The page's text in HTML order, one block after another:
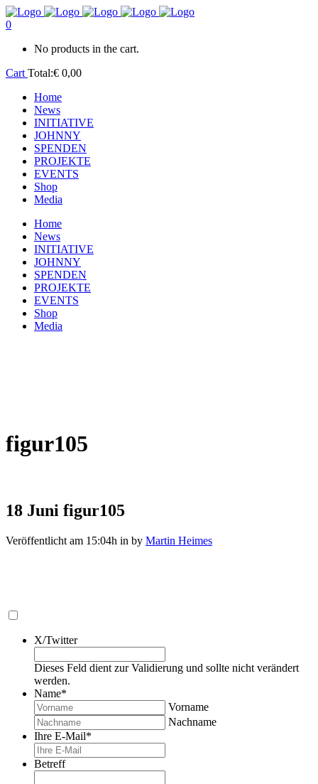
0
No products in the cart.
Cart Total:€ 0,00
Home
News
INITIATIVE
JOHNNY
SPENDEN
PROJEKTE
EVENTS
Shop
Media
Home
News
INITIATIVE
JOHNNY
SPENDEN
PROJEKTE
EVENTS
Shop
Media
figur105
18 Juni figur105
Veröffentlicht am 15:04h in by Martin Heimes
X/Twitter
Dieses Feld dient zur Validierung und sollte nicht verändert
werden.
Name*
Vorname
Nachname
Ihre E-Mail*
Betreff